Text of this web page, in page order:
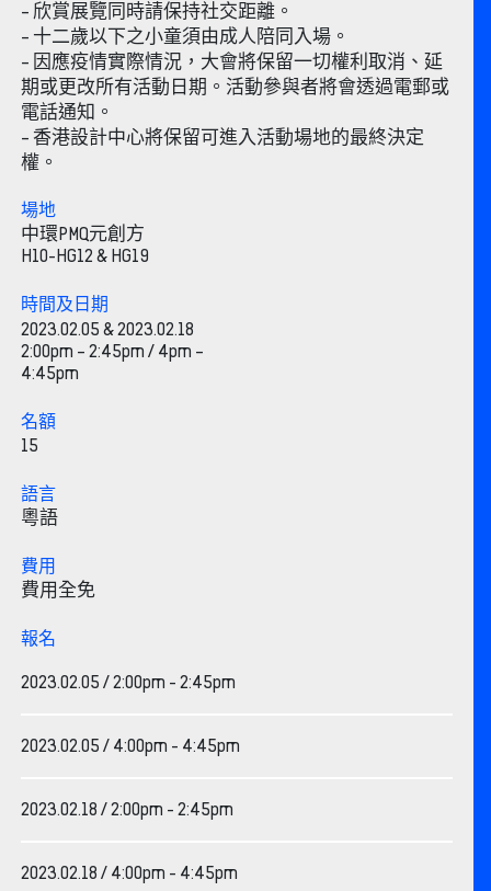
– 欣賞展覽同時請保持社交距離。
– 十二歲以下之小童須由成人陪同入場。
– 因應疫情實際情況，大會將保留一切權利取消、延
期或更改所有活動日期。活動參與者將會透過電郵或
電話通知。
– 香港設計中心將保留可進入活動場地的最終決定
權。
場地
中環PMQ元創方
H10-HG12 & HG19
時間及日期
2023.02.05 & 2023.02.18
2:00pm – 2:45pm / 4pm –
4:45pm
名額
15
語言
粵語
費用
費用全免
報名
2023.02.05 / 2:00pm - 2:45pm
2023.02.05 / 4:00pm - 4:45pm
2023.02.18 / 2:00pm - 2:45pm
2023.02.18 / 4:00pm - 4:45pm